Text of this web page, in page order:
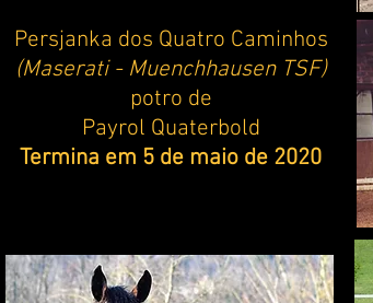
Persjanka dos Quatro Caminhos
(Maserati - Muenchhausen TSF)
potro de
Payrol Quaterbold
Termina em 5 de maio de 2020